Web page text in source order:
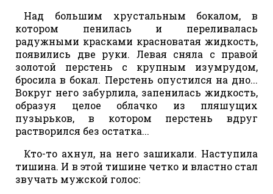
Над большим хрустальным бокалом, в
котором пенилась и переливалась
радужными красками красноватая жидкость,
появились две руки. Левая сняла с правой
золотой перстень с крупным изумрудом,
бросила в бокал. Перстень опустился на дно...
Вокруг него забурлила, запенилась жидкость,
образуя целое облачко из пляшущих
пузырьков, в котором перстень вдруг
растворился без остатка...
Кто-то ахнул, на него зашикали. Наступила
тишина. И в этой тишине четко и властно стал
звучать мужской голос: